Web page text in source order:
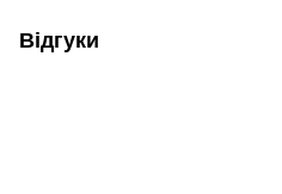
Відгуки